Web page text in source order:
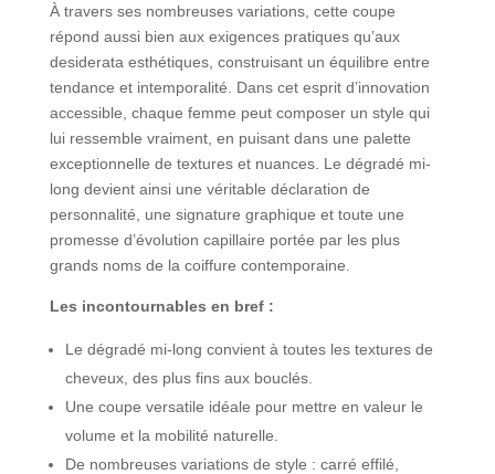
À travers ses nombreuses variations, cette coupe
répond aussi bien aux exigences pratiques qu’aux
desiderata esthétiques, construisant un équilibre entre
tendance et intemporalité. Dans cet esprit d’innovation
accessible, chaque femme peut composer un style qui
lui ressemble vraiment, en puisant dans une palette
exceptionnelle de textures et nuances. Le dégradé mi-
long devient ainsi une véritable déclaration de
personnalité, une signature graphique et toute une
promesse d’évolution capillaire portée par les plus
grands noms de la coiffure contemporaine.
Les incontournables en bref :
Le dégradé mi-long convient à toutes les textures de
cheveux, des plus fins aux bouclés.
Une coupe versatile idéale pour mettre en valeur le
volume et la mobilité naturelle.
De nombreuses variations de style : carré effilé,